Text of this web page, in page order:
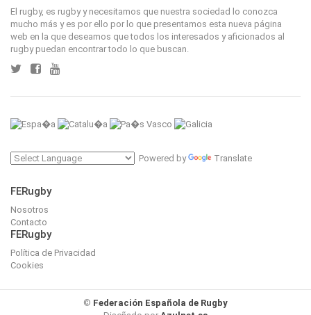
El rugby, es rugby y necesitamos que nuestra sociedad lo conozca
mucho más y es por ello por lo que presentamos esta nueva página
web en la que deseamos que todos los interesados y aficionados al
rugby puedan encontrar todo lo que buscan.
Powered by Translate
FERugby
Nosotros
Contacto
FERugby
Política de Privacidad
Cookies
© Federación Española de Rugby